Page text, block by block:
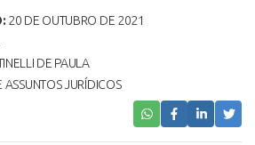
20 DE OUTUBRO DE 2021
DE PAULA
ASSUNTOS JURÍDICOS